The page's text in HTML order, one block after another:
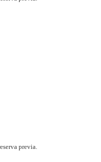
previa.